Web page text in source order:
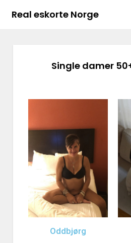
Real eskorte Norge
Single damer
Oddbjørg